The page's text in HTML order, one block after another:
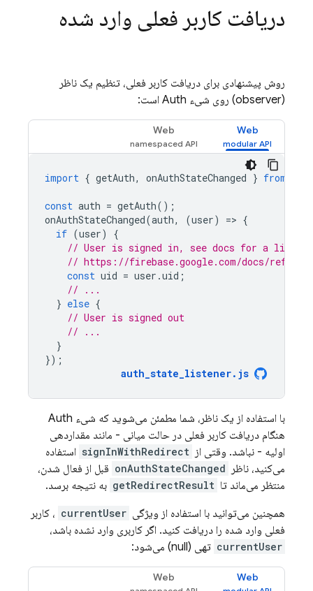
دریافت کاربر فعلی وارد شده
روش پیشنهادی برای دریافت کاربر فعلی، تنظیم یک ناظر
(observer) روی شیء Auth است:
Web
Web
import { getAuth, onAuthStateChanged } from
const auth = getAuth();
onAuthStateChanged(auth, (user) => {
if (user)
{
// User is signed in, see docs for a list
// https://firebase.google.com/docs/
const uid = user .uid ;
// ...
} else {
// User is signed out
// ...
}
});
auth_state_listener. js
با استفاده از یک ناظر، شما مطمئن می‌شوید که شیء Auth
هنگام دریافت کاربر فعلی در حالت میانی - مانند مقداردهی
اولیه - نباشد. وقتی از signInWithRedirect استفاده
می‌کنید، ناظر
onAuthStateChanged قبل از فعال شدن،
منتظر می‌ماند تا getRedirectResult به نتیجه برسد.
همچنین می‌توانید با استفاده از ویژگی currentUser ، کاربر
فعلی وارد شده را دریافت کنید. اگر کاربری وارد نشده باشد،
currentUser تهی (null) می‌شود:
Web
Web